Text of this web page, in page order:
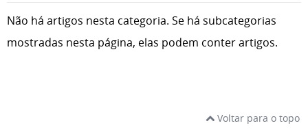
Não há artigos nesta categoria. Se há subcategorias
mostradas nesta página, elas podem conter artigos.
Voltar para o topo